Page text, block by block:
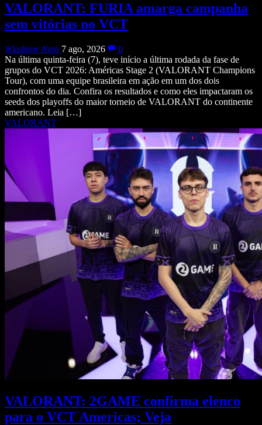
VALORANT: FURIA amarga campanha
sem vitórias no VCT
Wladimir Neto 7 ago, 2026
0
Na última quinta-feira (7), teve início a última rodada da fase de
grupos do VCT 2026: Américas Stage 2 (VALORANT Champions
Tour), com uma equipe brasileira em ação em um dos dois
confrontos do dia. Confira os resultados e como eles impactaram os
seeds dos playoffs do maior torneio de VALORANT do continente
americano. Leia […]
VALORANT
VALORANT: 2GAME confirma elenco
para o VCT Americas; Veja